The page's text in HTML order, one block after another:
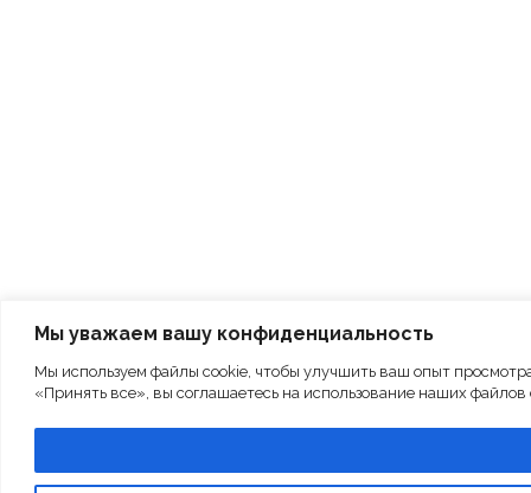
Мы уважаем вашу конфиденциальность
Мы используем файлы cookie, чтобы улучшить ваш опыт
«Принять все», вы соглашаетесь на использование наших файлов